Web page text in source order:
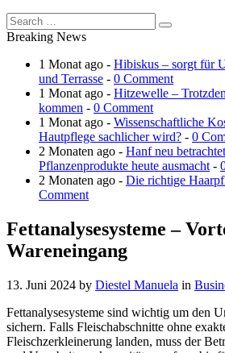
Breaking News
1 Monat ago - Hibiskus – sorgt für
und Terrasse - 0 Comment
1 Monat ago - Hitzewelle –
kommen - 0 Comment
1 Monat ago - Wissenschaftliche
Hautpflege sachlicher wird? - 0
2 Monaten ago - Hanf neu
Pflanzenprodukte heute ausmacht -
2 Monaten ago - Die richtige
Comment
Fettanalysesysteme –
Wareneingang
13. Juni 2024 by Diestel Manuela in
Fettanalysesysteme sind wichtig um den
sichern. Falls Fleischabschnitte ohne
Fleischzerkleinerung landen, muss der